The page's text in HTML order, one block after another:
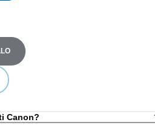
Canon?